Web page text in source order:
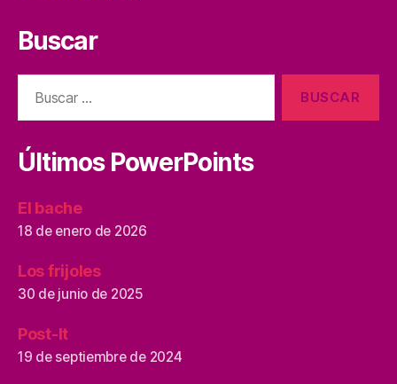
Buscar
Últimos PowerPoints
El bache
18 de enero de 2026
Los frijoles
30 de junio de 2025
Post-It
19 de septiembre de 2024